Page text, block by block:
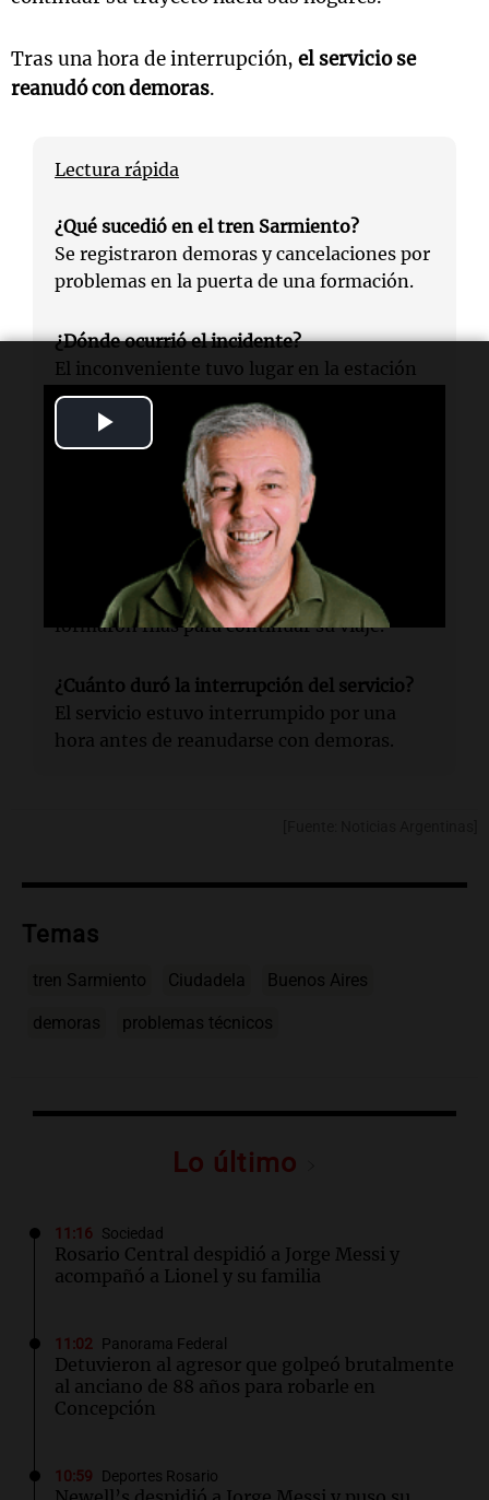
Video
Tras una hora de interrupción, el servicio se
reanudó con demoras.
Lectura rápida
¿Qué sucedió en el tren Sarmiento?
Se registraron demoras y cancelaciones por
problemas en la puerta de una formación.
¿Dónde ocurrió el incidente?
El inconveniente tuvo lugar en la estación
de Ciudadela.
¿Cuándo se reportó el problema?
El problema comenzó alrededor de las 16:10
¿Cómo fueron evacuados los pasajeros?
Los pasajeros desembarcaron sin pánico y
formaron filas para continuar su viaje.
¿Cuánto duró la interrupción del servicio?
El servicio estuvo interrumpido por una
hora antes de reanudarse con demoras.
Temas
tren Sarmiento Ciudadela Buenos Aires
demoras problemas técnicos
Lo último
11:16 Sociedad
Rosario Central despidió a Jorge Messi y
acompañó a Lionel y su familia
11:02 Panorama Federal
Detuvieron al agresor que golpeó brutalmente
al anciano de 88 años para robarle en
Concepción
10:59 Deportes Rosario